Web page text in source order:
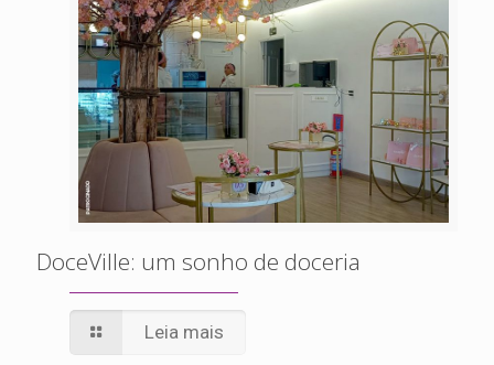
DoceVille: um sonho de doceria
Leia mais